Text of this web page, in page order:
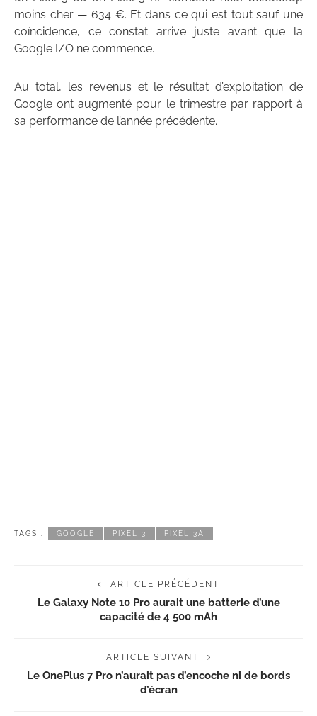
moins cher — 634 €. Et dans ce qui est tout sauf une
coïncidence, ce constat arrive juste avant que la
Google I/O ne commence.
Au total, les revenus et le résultat d’exploitation de
Google ont augmenté pour le trimestre par rapport à
sa performance de l’année précédente.
TAGS : GOOGLE PIXEL 3 PIXEL 3A
ARTICLE PRÉCÉDENT
Le Galaxy Note 10 Pro aurait une batterie d’une
capacité de 4 500 mAh
ARTICLE SUIVANT
Le OnePlus 7 Pro n’aurait pas d’encoche ni de bords
d’écran